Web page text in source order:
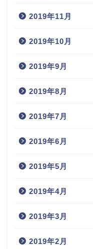
2019年11月
2019年10月
2019年9月
2019年8月
2019年7月
2019年6月
2019年5月
2019年4月
2019年3月
2019年2月